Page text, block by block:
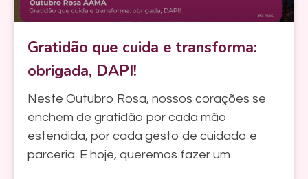
Gratidão que cuida e transforma:
obrigada, DAPI!
Neste Outubro Rosa, nossos corações se
enchem de gratidão por cada mão
estendida, por cada gesto de cuidado e
parceria. E hoje, queremos fazer um